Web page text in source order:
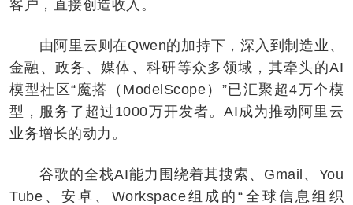
客户，直接创造收入。
由阿里云则在Qwen的加持下，深入到制造业、
金融、政务、媒体、科研等众多领域，其牵头的AI
模型社区“魔搭（ModelScope）”已汇聚超4万个模
型，服务了超过1000万开发者。AI成为推动阿里云
业务增长的动力。
谷歌的全栈AI能力围绕着其搜索、Gmail、You
Tube、安卓、Workspace组成的“全球信息组织